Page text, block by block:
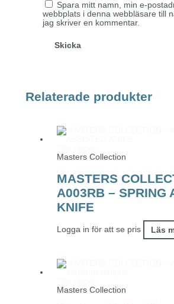
Spara mitt namn, min e-
webbplats i denna webbläsare till
jag skriver en kommentar.
Relaterade produkter
Masters Collection
MASTERS
A003RB – SPRING
KNIFE
Logga in för att se pris Läs
Masters Collection